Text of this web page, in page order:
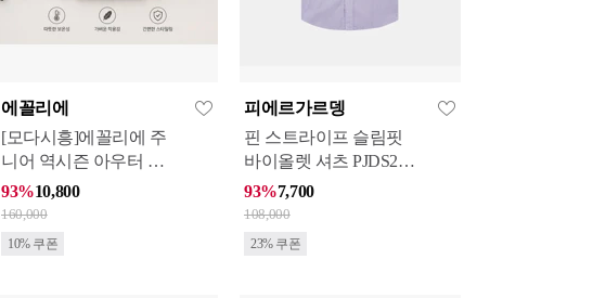
에꼴리에
[모다시흥]에꼴리에 주
니어 역시즌 아우터 모
음
93%10,800
160,000
10% 쿠폰
피에르가르뎅
핀 스트라이프 슬림핏
바이올렛 셔츠 PJDS296
9_KG
93%7,700
108,000
23% 쿠폰